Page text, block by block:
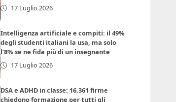
17 Luglio 2026
Intelligenza artificiale e compiti: il 49%
degli studenti italiani la usa, ma solo
l’8% se ne fida più di un insegnante
17 Luglio 2026
DSA e ADHD in classe: 16.361 firme
chiedono formazione per tutti gli